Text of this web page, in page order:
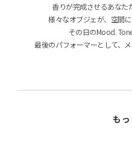
香りが完成させるあなた
様々なオブジェが、空間
その日のMood.
最後のパフォーマーとして、